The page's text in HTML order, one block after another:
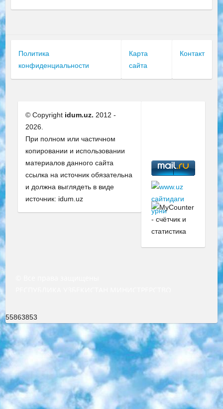
Политика
конфиденциальности
Карта
сайта
Контакт
© Copyright idum.uz. 2012 -
2026.
При полном или частичном
копировании и использовании
материалов данного сайта
ссылка на источник обязательна
и должна выглядеть в виде
источник: idum.uz
55863853